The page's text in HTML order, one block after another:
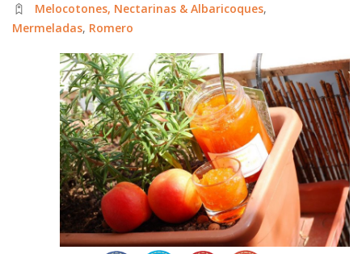
Melocotones, Nectarinas & Albaricoques,
Mermeladas, Romero